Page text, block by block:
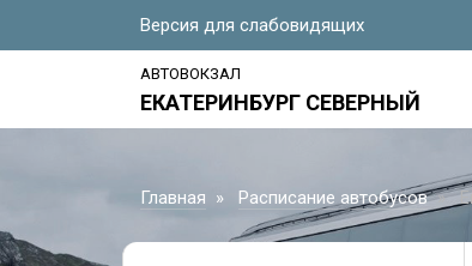
Версия для слабовидящих
АВТОВОКЗАЛ
ЕКАТЕРИНБУРГ СЕВЕРНЫЙ
Главная Расписание автобусов